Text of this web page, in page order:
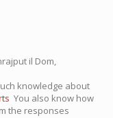
il Dom,
knowledge about
You also know how
the responses